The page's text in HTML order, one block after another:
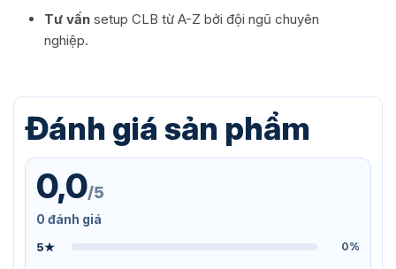
Tư vấnsetup CLB từ A-Z bởi đội ngũ chuyên
nghiệp.
Đánh giá sản phẩm
0,0/5
0 đánh giá
5★ 0%